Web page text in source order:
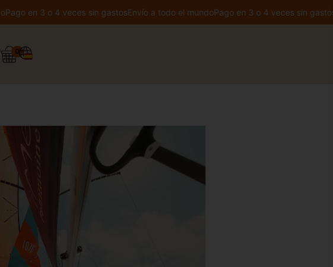
3 o 4 veces sin gastosEnvío a todo el mundoPago en 3 o 4 veces sin gastosEnvío
0